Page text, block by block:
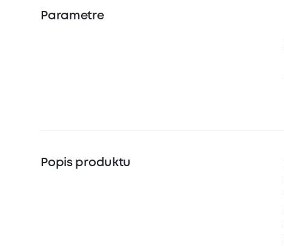
Parametre
Popis produktu